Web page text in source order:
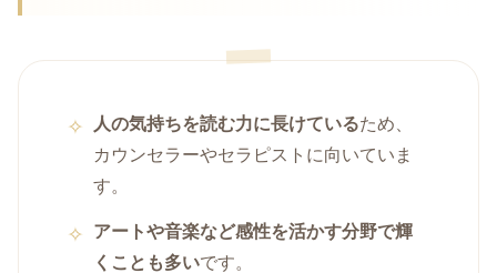
人の気持ちを読む力に長けているため、
カウンセラーやセラピストに向いていま
す。
アートや音楽など感性を活かす分野で輝
くことも多いです。